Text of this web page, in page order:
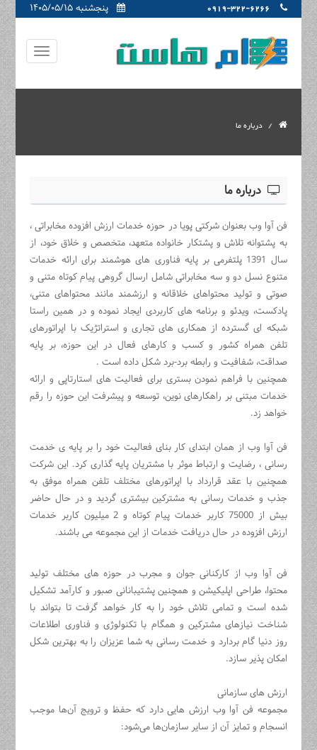
پنجشنبه ۱۴۰۵/۰۵/۱۵ 0919-322-6266
درباره ما
درباره ما
فن آوا وب بعنوان شرکتی پویا در حوزه خدمات ارزش افزوده مخابراتی ،
به پشتوانه تلاش و پشتکار خانواده متعهد، متخصص و خلاق خود، از
سال 1391 پلتفرمی بر پایه فناوری های هوشمند برای ارائه خدمات
متنوع نسل دو و سه مخابراتی شامل ارسال گروهی پیام کوتاه متنی و
صوتی و تولید محتواهای خلاقانه و ارزشمند مانند محتواهای متنی،
پادکست، ویدئو و برنامه های کاربردی ایجاد نموده و در همین راستا
شبکه ای گسترده از همکاری های تجاری و استراتژیک با اپراتورهای
تلفن همراه کشور و کسب و کارهای فعال در این حوزه، بر پایه
صداقت، شفافیت و رابطه برد-برد شکل داده است .
همچنین با فراهم نمودن بستری برای فعالیت های استارتاپی و ارائه
خدمات مبتنی بر راهکارهای نوین، توسعه و پیشرفت این حوزه را رقم
خواهد زد.
فن آوا وب از همان ابتدای کار بنای فعالیت خود را بر پایه ی خدمت
رسانی ، رضایت و ارتباط موثر با مشتریان پایه گذاری کرد. این شرکت
همچنین با عقد قرارداد با اپراتورهای مختلف تلفن همراه موفق به
جذب و خدمات رسانی به مشترکین بیشتری گردید و در حال حاضر
بیش از 75000 کاربر خدمات پیام کوتاه و 2 میلیون کاربر خدمات
ارزش افزوده در حال دریافت خدمات از این مجموعه می باشند.
فن آوا وب از کارکنانی جوان و مجرب در حوزه های مختلف تولید
محتوا، طراحی اپلیکیشن و همچنین پشتیبانانی صبور و کارآمد تشکیل
شده است و تمامی تلاش خود را به کار خواهد گرفت تا بتواند با
شناخت نیازهای مشترکین و همگام با تکنولوژی و فناوری اطلاعات
روز دنیا گام بردارد و خدمت رسانی به شما عزیزان را به بهترین شکل
امکان پذیر سازد.
ارزش‌ های سازمانی
مجموعه فن آوا وب ارزش هایی دارد که حفظ و ترویج آن‌ها موجب
انسجام و تمایز آن از سایر سازمان‌ها می‌شود: